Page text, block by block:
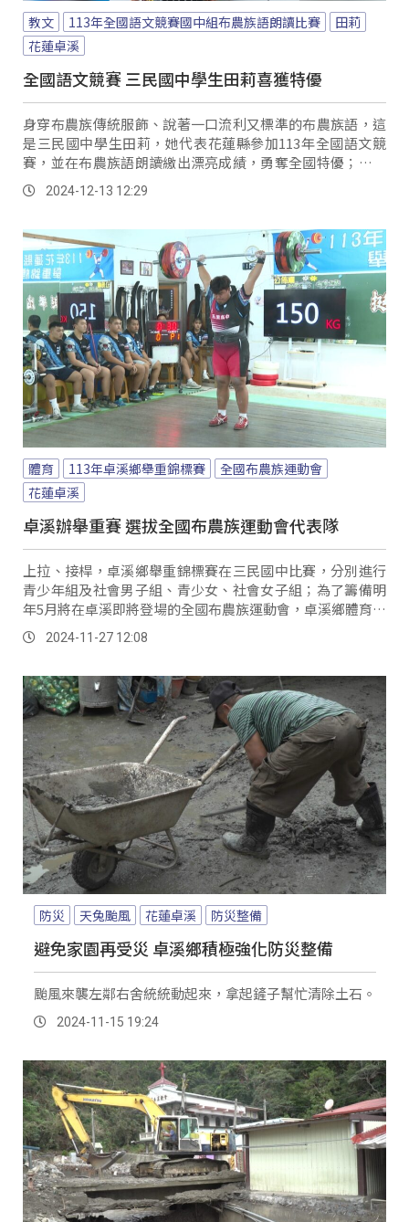
教文 113年全國語文競賽國中組布農族語朗讀比賽
田莉
花蓮卓溪
全國語文競賽 三民國中學生田莉喜獲特優
身穿布農族傳統服飾、說著一口流利又標準的布農族語，這
是三民國中學生田莉，她代表花蓮縣參加113年全國語文競
賽，並在布農族語朗讀繳出漂亮成績，勇奪全國特優；三民
國中老師及太平國小校長特別前往田莉的家中貼紅榜，鼓勵
她再接再厲。
2024-12-13 12:29
體育 113年卓溪鄉舉重錦標賽
全國布農族運動會
花蓮卓溪
卓溪辦舉重賽 選拔全國布農族運動會代表隊
上拉、接桿，卓溪鄉舉重錦標賽在三民國中比賽，分別進行
青少年組及社會男子組、青少女、社會女子組；為了籌備明
年5月將在卓溪即將登場的全國布農族運動會，卓溪鄉體育會
特別舉辦「113年卓溪鄉舉重錦標賽」，希望提升比賽的專
業水準及參賽選手的競技體驗，同時選拔卓溪鄉舉重代表
2024-11-27 12:08
防災 天兔颱風 花蓮卓溪 防災整備
避免家園再受災 卓溪鄉積極強化防災整備
颱風來襲左鄰右舍統統動起來，拿起鏟子幫忙清除土石。
2024-11-15 19:24